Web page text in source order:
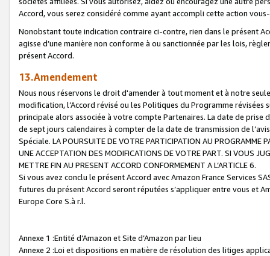
Accord, vous serez considéré comme ayant accompli cette action
Nonobstant toute indication contraire ci-contre, rien dans le présent
agisse d’une manière non conforme à ou sanctionnée par les lois,
présent Accord.
13.Amendement
Nous nous réservons le droit d'amender à tout moment et à notre
modification, l’Accord révisé ou les Politiques du Programme
principale alors associée à votre compte Partenaires. La date de
de sept jours calendaires à compter de la date de transmission de
Spéciale. LA POURSUITE DE VOTRE PARTICIPATION AU PROGRAMME
UNE ACCEPTATION DES MODIFICATIONS DE VOTRE PART. SI VOUS
METTRE FIN AU PRESENT ACCORD CONFORMEMENT A L’ARTICLE 6.
Si vous avez conclu le présent Accord avec Amazon France Services
futures du présent Accord seront réputées s’appliquer entre vous et
Europe Core S.à r.l.
Annexe 1 :Entité d’Amazon et Site d’Amazon par lieu
Annexe 2 :Loi et dispositions en matière de résolution des litiges